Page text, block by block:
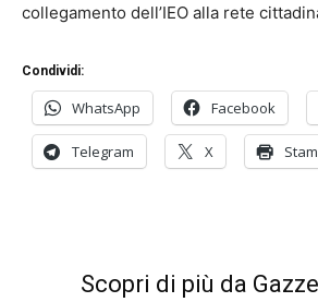
collegamento dell’IEO alla rete
Condividi:
WhatsApp Facebook
Telegram X
Scopri di più da